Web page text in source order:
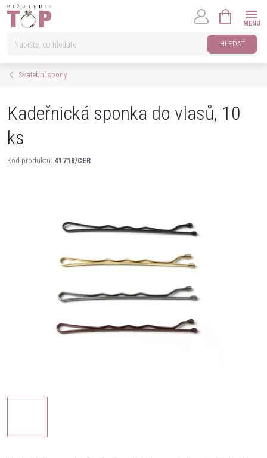
Přejít
HLEDAT
KOŠÍK
Svatební spony
Kadeřnická sponka do vlasů, 10
ks
Kód produktu: 41718/CER